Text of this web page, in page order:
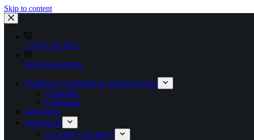
Skip to content
+36 30 358 6675
info@kavesam.hu
Tisztítás & Vízkőoldás & Vízszűrő patron
Vízkőoldó
Zsírtalanító
Kávégépek
Alkatrészek
GYÁRTÓ SZERINT